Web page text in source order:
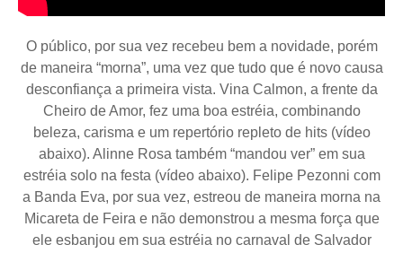
O público, por sua vez recebeu bem a novidade, porém
de maneira “morna”, uma vez que tudo que é novo causa
desconfiança a primeira vista. Vina Calmon, a frente da
Cheiro de Amor, fez uma boa estréia, combinando
beleza, carisma e um repertório repleto de hits (vídeo
abaixo). Alinne Rosa também “mandou ver” em sua
estréia solo na festa (vídeo abaixo). Felipe Pezonni com
a Banda Eva, por sua vez, estreou de maneira morna na
Micareta de Feira e não demonstrou a mesma força que
ele esbanjou em sua estréia no carnaval de Salvador